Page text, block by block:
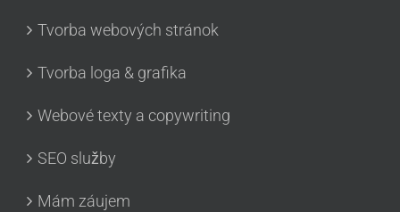
Tvorba webových stránok
Tvorba loga & grafika
Webové texty a copywriting
SEO služby
Mám záujem